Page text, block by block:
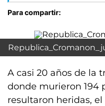
Para compartir:
A casi 20 años de la
donde murieron 194
resultaron heridas,